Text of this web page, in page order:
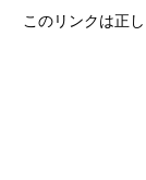
このリンクは正